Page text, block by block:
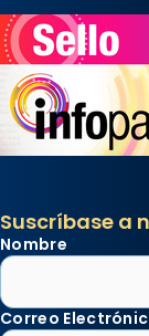
Suscríbase a
Nombre
Correo